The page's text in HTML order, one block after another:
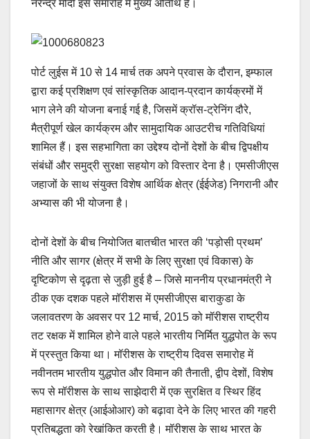
नरेन्द्र मोदी इस समारोह में मुख्य अतिथि हैं।
पोर्ट लुईस में 10 से 14 मार्च तक अपने प्रवास के दौरान, इम्फाल
द्वारा कई प्रशिक्षण एवं सांस्कृतिक आदान-प्रदान कार्यक्रमों में
भाग लेने की योजना बनाई गई है, जिसमें क्रॉस-ट्रेनिंग दौरे,
मैत्रीपूर्ण खेल कार्यक्रम और सामुदायिक आउटरीच गतिविधियां
शामिल हैं। इस सहभागिता का उद्देश्य दोनों देशों के बीच द्विपक्षीय
संबंधों और समुद्री सुरक्षा सहयोग को विस्तार देना है। एमसीजीएस
जहाजों के साथ संयुक्त विशेष आर्थिक क्षेत्र (ईईजेड) निगरानी और
अभ्यास की भी योजना है।
दोनों देशों के बीच नियोजित बातचीत भारत की ‘पड़ोसी प्रथम’
नीति और सागर (क्षेत्र में सभी के लिए सुरक्षा एवं विकास) के
दृष्टिकोण से दृढ़ता से जुड़ी हुई है – जिसे माननीय प्रधानमंत्री ने
ठीक एक दशक पहले मॉरीशस में एमसीजीएस बाराकुडा के
जलावतरण के अवसर पर 12 मार्च, 2015 को मॉरीशस राष्ट्रीय
तट रक्षक में शामिल होने वाले पहले भारतीय निर्मित युद्धपोत के रूप
में प्रस्तुत किया था। मॉरीशस के राष्ट्रीय दिवस समारोह में
नवीनतम भारतीय युद्धपोत और विमान की तैनाती, द्वीप देशों, विशेष
रूप से मॉरीशस के साथ साझेदारी में एक सुरक्षित व स्थिर हिंद
महासागर क्षेत्र (आईओआर) को बढ़ावा देने के लिए भारत की गहरी
प्रतिबद्धता को रेखांकित करती है। मॉरीशस के साथ भारत के